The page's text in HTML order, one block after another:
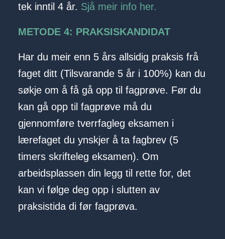
tek inntil 4 år. Sjå meir info her.
METODE 4: PRAKSISKANDIDAT
Har du meir enn 5 års allsidig praksis frå
faget ditt (Tilsvarande 5 år i 100%) kan du
søkje om å få gå opp til fagprøve. Før du
kan gå opp til fagprøve må du
gjennomføre tverrfagleg eksamen i
lærefaget du ynskjer å ta fagbrev (5
timers skrifteleg eksamen). Om
arbeidsplassen din legg til rette for, det
kan vi følge deg opp i slutten av
praksistida di før fagprøva.